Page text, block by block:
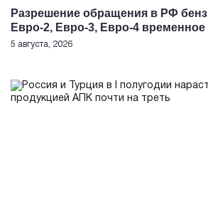
Разрешение обращения в РФ
Евро-2, Евро-3, Евро-4
5 августа, 2026